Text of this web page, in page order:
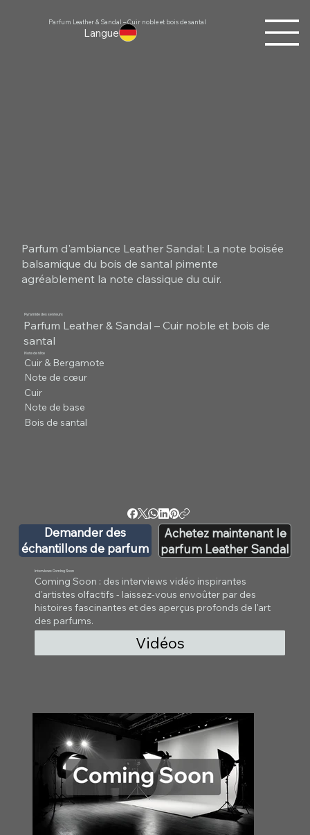
Langue
Parfum Leather & Sandal – Cuir noble et bois de santal
Parfum d'ambiance Leather Sandal: La note boisée
balsamique du bois de santal pimente
agréablement la note classique du cuir.
Pyramide des senteurs
Parfum Leather & Sandal – Cuir noble et bois de
santal
Note de tête
Cuir & Bergamote
Note de cœur
Cuir
Note de base
Bois de santal
Demander des
échantillons de parfum
Achetez maintenant le
parfum Leather Sandal
Interviews Coming Soon
Coming Soon : des interviews vidéo inspirantes
d'artistes olfactifs - laissez-vous envoûter par des
histoires fascinantes et des aperçus profonds de l'art
des parfums.
Vidéos